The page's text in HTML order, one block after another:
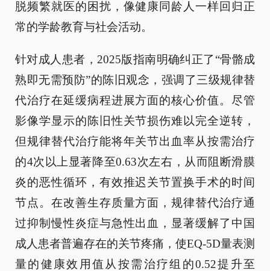
脱频繁就医的困扰，像健康同龄人一样回归正
常的学龄教育与社会活动。
针对成人患者，2025版指南明确纠正了“骨骼成
熟即无需预防”的陈旧观念，强调了三级规律替
代治疗在延缓病程进展方面的核心价值。尽管
影像学显示的陈旧性关节损伤难以完全逆转，
但规律替代治疗能将年关节出血率从按需治疗
的4次以上显著降至0.63次左右，从而阻断滑膜
炎的恶性循环，有效推迟关节置换手术的时间
节点。在改善生存质量方面，规律替代治疗通
过抑制慢性炎症与急性出血，显著缓解了中国
成人患者普遍存在的关节疼痛，使EQ-5D量表测
量的健康效用值从按需治疗组的0.52提升至